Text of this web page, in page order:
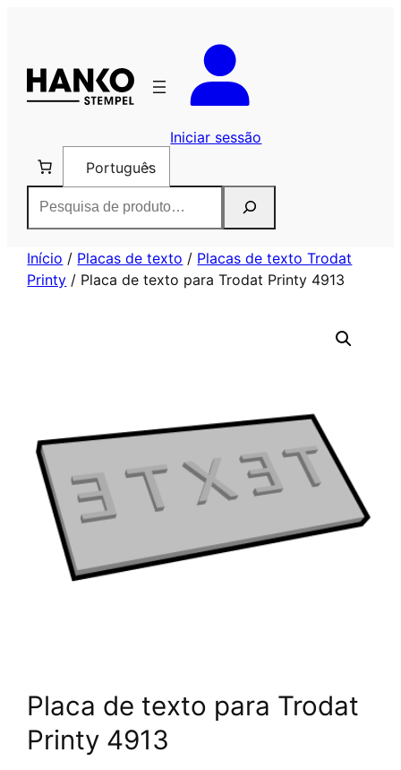
conteúdo
Iniciar sessão
Português
Início / Placas de texto / Placas de texto Trodat
Printy / Placa de texto para Trodat Printy 4913
Placa de texto para Trodat
Printy 4913